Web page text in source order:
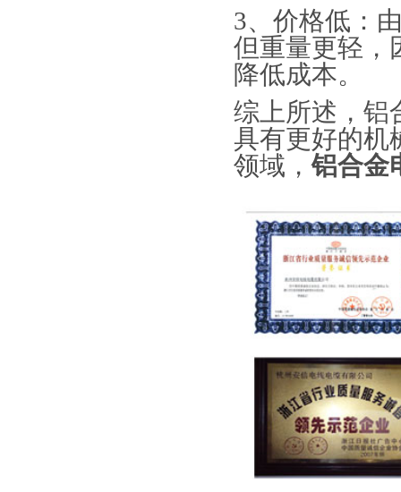
3、 价格低：
但重量更轻，
降低成本。
综上所述，铝
具有更好的机
领域，铝合金